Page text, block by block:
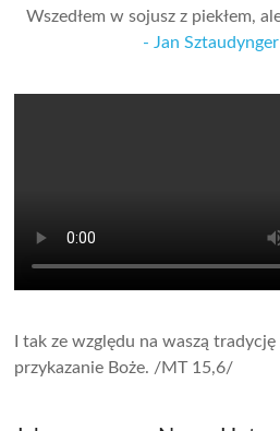
Wszedłem w sojusz z piekłem,
- Jan Sztaudynger
I tak ze względu na waszą
przykazanie Boże. /MT 15,6/